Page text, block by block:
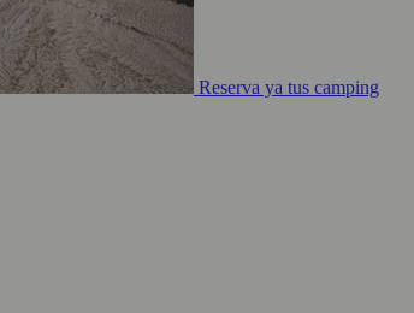
Reserva ya tus camping